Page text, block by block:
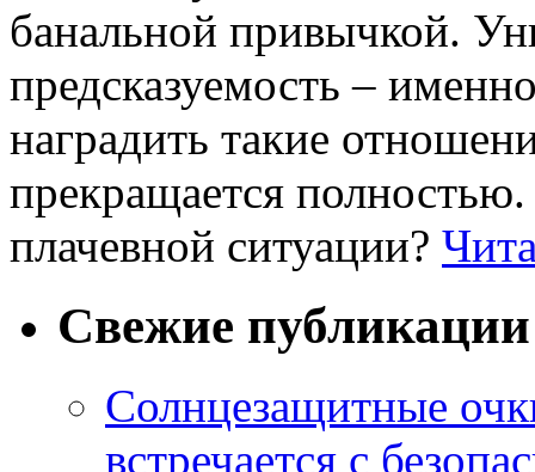
банальной привычкой.
предсказуемость –
наградить такие
прекращается
плачевной ситуации?
Свежие публикации
Солнцезащитные
встречается с